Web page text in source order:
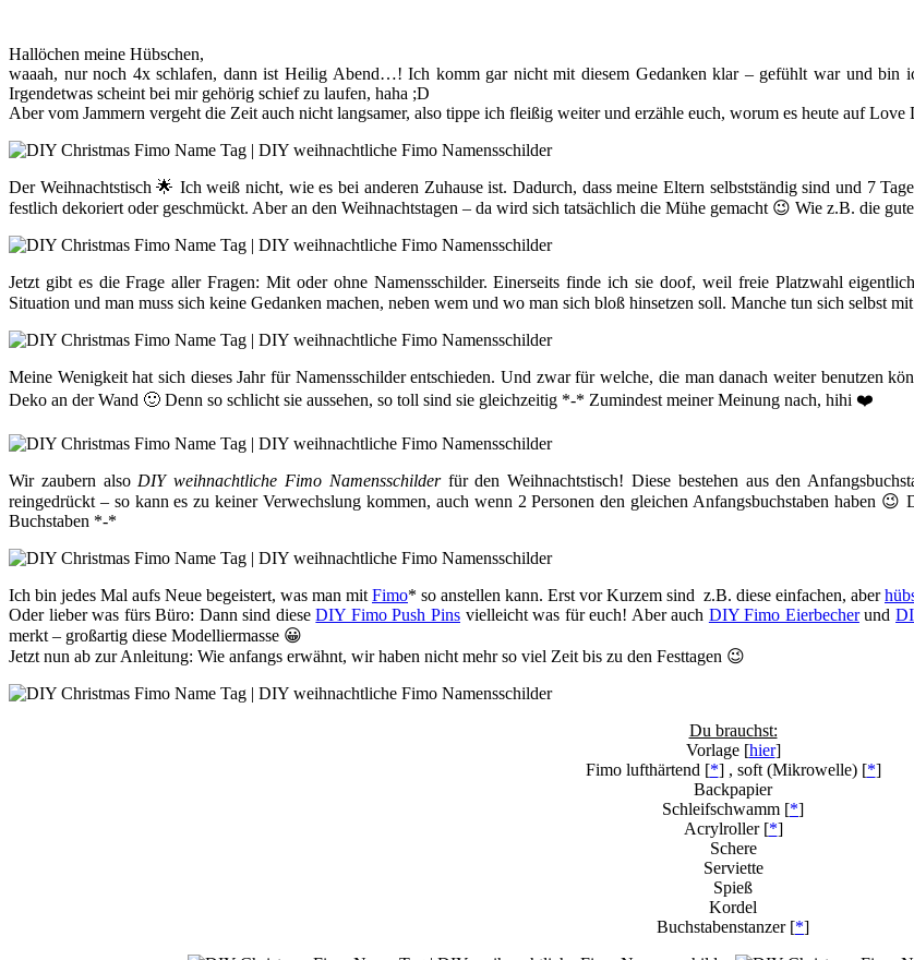
Hallöchen meine Hübschen,
waaah, nur noch 4x schlafen, dann ist Heilig Abend…! Ich komm gar nicht mit diesem Gedanken klar – gefühlt war und bin
Irgendetwas scheint bei mir gehörig schief zu laufen, haha ;D
Aber vom Jammern vergeht die Zeit auch nicht langsamer, also tippe ich fleißig weiter und erzähle euch, worum es heute auf Love
Der Weihnachtstisch 🌟 Ich weiß nicht, wie es bei anderen Zuhause ist. Dadurch, dass meine Eltern selbstständig sind und 7
festlich dekoriert oder geschmückt. Aber an den Weihnachtstagen – da wird sich tatsächlich die Mühe gemacht 😉 Wie z.B. die
Jetzt gibt es die Frage aller Fragen: Mit oder ohne Namensschilder. Einerseits finde ich sie doof, weil freie Platzwahl
Situation und man muss sich keine Gedanken machen, neben wem und wo man sich bloß hinsetzen soll. Manche tun sich selbst
Meine Wenigkeit hat sich dieses Jahr für Namensschilder entschieden. Und zwar für welche, die man danach weiter benutzen
Deko an der Wand 🙂 Denn so schlicht sie aussehen, so toll sind sie gleichzeitig *-* Zumindest meiner Meinung nach, hihi ❤️
Wir zaubern also DIY weihnachtliche Fimo Namensschilderfür den Weihnachtstisch! Diese bestehen aus den
reingedrückt – so kann es zu keiner Verwechslung kommen, auch wenn 2 Personen den gleichen Anfangsbuchstaben haben
Buchstaben *-*
Ich bin jedes Mal aufs Neue begeistert, was man mit Fimo* so anstellen kann. Erst vor Kurzem sind z.B. diese einfachen, aber
Oder lieber was fürs Büro: Dann sind dieseDIY Fimo Push Pins vielleicht was für euch! Aber auch DIY Fimo Eierbecherund
merkt – großartig diese Modelliermasse 😀
Jetzt nun ab zur Anleitung: Wie anfangs erwähnt, wir haben nicht mehr so viel Zeit bis zu den Festtagen 😉
Du brauchst:
Vorlage [hier]
Fimo lufthärtend [*] , soft (Mikrowelle) [*]
Backpapier
Schleifschwamm [*]
Acrylroller [*]
Schere
Serviette
Spieß
Kordel
Buchstabenstanzer [*]